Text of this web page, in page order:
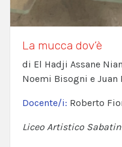
La mucca dov’è
di El Hadji Assane
Noemi Bisogni e Juan
Docente/i: Roberto
Liceo Artistico